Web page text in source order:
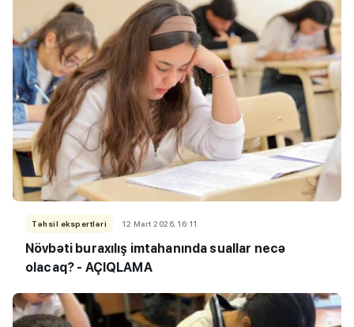
Təhsil ekspertləri 12 Mart 2026, 16:11
Növbəti buraxılış imtahanında suallar necə
olacaq? - AÇIQLAMA